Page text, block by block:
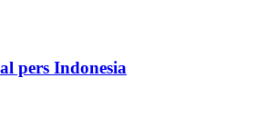
pers Indonesia